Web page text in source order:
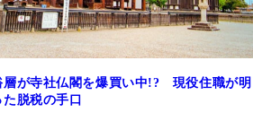
層が寺社仏閣を爆買い中!? 現役住職が明
脱税の手口